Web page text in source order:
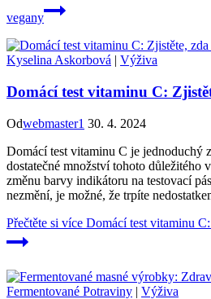
vegany
Kyselina Askorbová | Výživa
Domácí test vitaminu C:
Odwebmaster1 30. 4. 2024
Domácí test vitaminu C je jednoduchý
dostatečné množství tohoto důležitého
změnu barvy indikátoru na testovací
nezmění, je možné, že trpíte
Přečtěte si více Domácí test vitaminu
Fermentované Potraviny | Výživa